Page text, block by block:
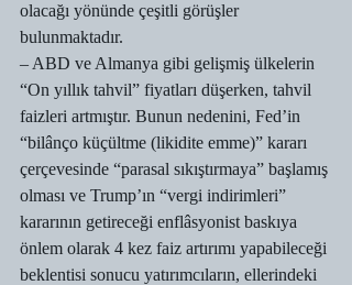
olacağı yönünde çeşitli görüşler
bulunmaktadır.
– ABD ve Almanya gibi gelişmiş ülkelerin
“On yıllık tahvil” fiyatları düşerken, tahvil
faizleri artmıştır. Bunun nedenini, Fed’in
“bilânço küçültme (likidite emme)” kararı
çerçevesinde “parasal sıkıştırmaya” başlamış
olması ve Trump’ın “vergi indirimleri”
kararının getireceği enflâsyonist baskıya
önlem olarak 4 kez faiz artırımı yapabileceği
beklentisi sonucu yatırımcıların, ellerindeki